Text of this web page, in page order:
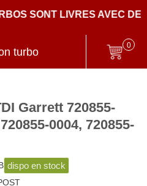
LIVRES AVEC DES
turbo
0
Garrett 720855-
0004, 720855-
dispo en stock